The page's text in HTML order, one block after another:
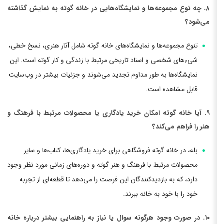
۸. چه نوع مجموعه‌ها و نمایشگاه‌هایی در خانه گوته به نمایش گذاشته
می‌شود؟
تنوع مجموعه‌ها و نمایشگاه‌های خانه گوته شامل آثار هنری، نسخ خطی،
شیء‌های شخصی و اسناد تاریخی مرتبط با زندگی و کار گوته است. این
نمایشگاه‌ها به طور مداوم تجدید می‌شوند و جزئیات بیشتر در وب‌سایت
قابل مشاهده است.
۹. آیا خانه گوته امکان خرید یادگاری یا محصولات مرتبط با فرهنگ و
هنر را فراهم می‌کند؟
بله، در خانه گوته فروشگاهی برای خرید یادگاری‌ها، کتاب‌ها و سایر
محصولات مرتبط با فرهنگ و هنر گوته و دوره‌های زمانی مورد نظر وجود
دارد، که به بازدیدکنندگان این فرصت را می‌دهد تا قطعه‌ای از تجربه‌
خود را با خود به خانه ببرند.
۱۰. در صورت وجود هرگونه سوال یا نیاز به راهنمایی بیشتر درباره خانه